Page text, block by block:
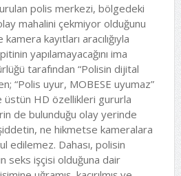
polis merkezi, bölgedeki
mahalini çekmiyor olduğunu
kayıtları aracılığıyla
yapılamayacağını ima
tarafından “Polisin dijital
“Polis uyur, MOBESE uyumaz”
üstün HD özellikleri gururla
de bulunduğu olay yerinde
ne hikmetse kameralara
edilemez. Dahası, polisin
seks işçisi olduğuna dair